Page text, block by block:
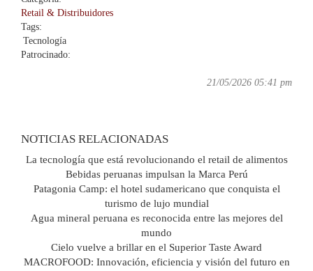
Retail & Distribuidores
Tags:
Tecnología
Patrocinado:
21/05/2026 05:41 pm
NOTICIAS RELACIONADAS
La tecnología que está revolucionando el retail de alimentos
Bebidas peruanas impulsan la Marca Perú
Patagonia Camp: el hotel sudamericano que conquista el
turismo de lujo mundial
Agua mineral peruana es reconocida entre las mejores del
mundo
Cielo vuelve a brillar en el Superior Taste Award
MACROFOOD: Innovación, eficiencia y visión del futuro en